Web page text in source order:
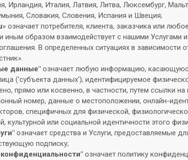
Ирландия, Италия, Латвия, Литва, Люксембург,
Словакия, Словения, Испания и Швеция;
» означает потребителя, клиента, заказчика или
иным образом взаимодействует с нашими Услугами
В определенных ситуациях в зависимости
данные" означает любую информацию,
('субъекта данных'); идентифицируемое
прямо или косвенно, в частности, путем ссылки
номер, данные о местоположении, онлайн-
специфичных для физической,
культурной или социальной идентичности этого
означает средства и Услуги, предоставляемые
подписку;
означает политику